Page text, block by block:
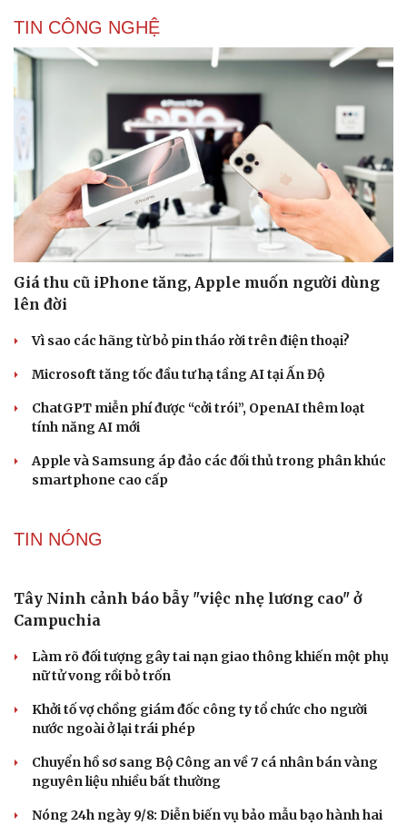
Du lịch
Tư vấn
Săn Tour
Câu chuyện thời sự
Đọc truyện đêm khuya
Cửa sổ tình yêu
Kể chuyện cho bé
Hạt giống tâm hồn
TIN CÔNG NGHỆ
Giá thu cũ iPhone tăng, Apple muốn người dùng
lên đời
Vì sao các hãng từ bỏ pin tháo rời trên điện thoại?
Microsoft tăng tốc đầu tư hạ tầng AI tại Ấn Độ
ChatGPT miễn phí được “cởi trói”, OpenAI thêm loạt
tính năng AI mới
Apple và Samsung áp đảo các đối thủ trong phân khúc
smartphone cao cấp
TIN NÓNG
Tây Ninh cảnh báo bẫy "việc nhẹ lương cao" ở
Campuchia